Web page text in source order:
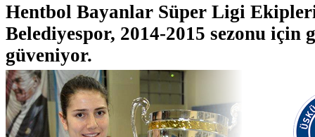
Hentbol Bayanlar Süper Ligi
Belediyespor, 2014-2015 sezonu için
güveniyor.